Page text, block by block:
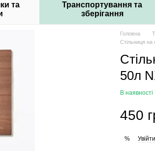
та
Транспортування та
зберігання
Головна
Стільниця
50л
В наявності
450
% Увійти